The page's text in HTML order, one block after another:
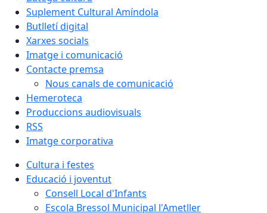
Suplement Cultural Amíndola
Butlletí digital
Xarxes socials
Imatge i comunicació
Contacte premsa
Nous canals de comunicació
Hemeroteca
Produccions audiovisuals
RSS
Imatge corporativa
Cultura i festes
Educació i joventut
Consell Local d'Infants
Escola Bressol Municipal l'Ametller